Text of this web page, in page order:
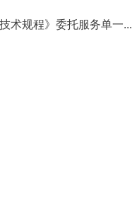
术规程》委托服务单一...